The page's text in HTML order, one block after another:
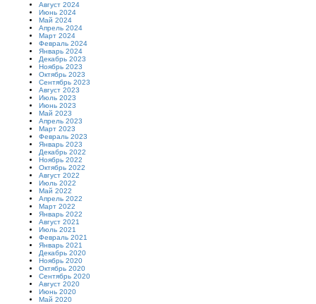
Август 2024
Июнь 2024
Май 2024
Апрель 2024
Март 2024
Февраль 2024
Январь 2024
Декабрь 2023
Ноябрь 2023
Октябрь 2023
Сентябрь 2023
Август 2023
Июль 2023
Июнь 2023
Май 2023
Апрель 2023
Март 2023
Февраль 2023
Январь 2023
Декабрь 2022
Ноябрь 2022
Октябрь 2022
Август 2022
Июль 2022
Май 2022
Апрель 2022
Март 2022
Январь 2022
Август 2021
Июль 2021
Февраль 2021
Январь 2021
Декабрь 2020
Ноябрь 2020
Октябрь 2020
Сентябрь 2020
Август 2020
Июнь 2020
Май 2020